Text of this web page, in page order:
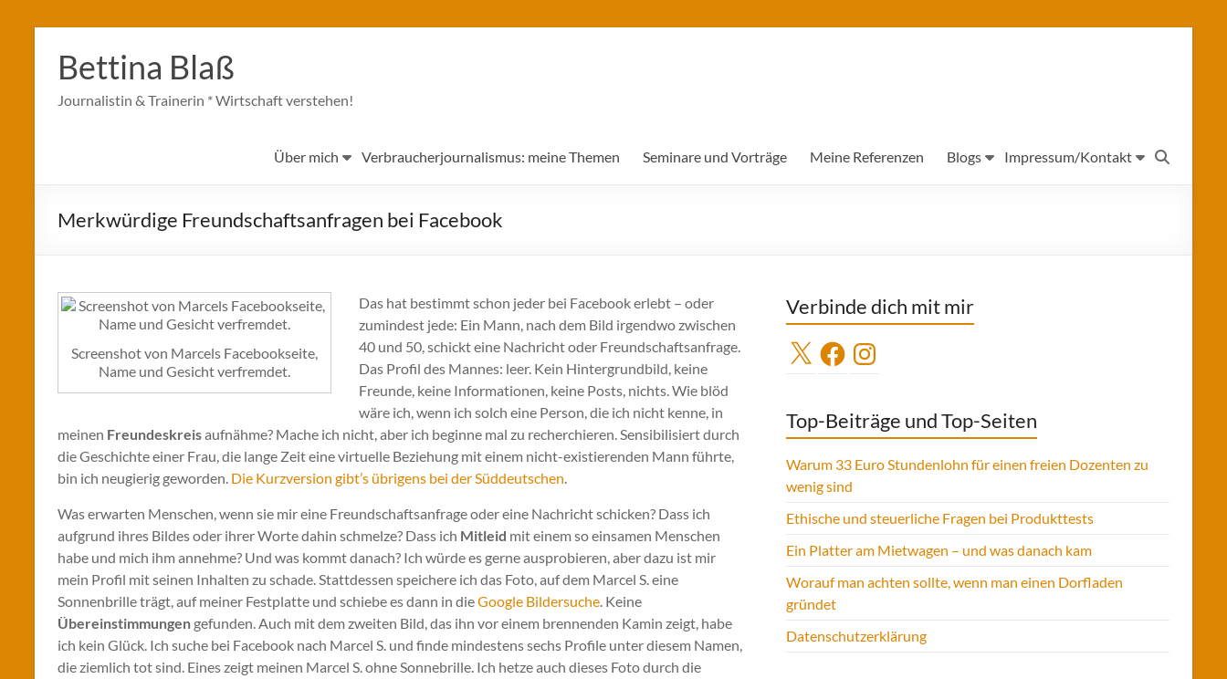
Inhalt
springen
Bettina Blaß
Journalistin & Trainerin * Wirtschaft verstehen!
Über mich Verbraucherjournalismus: meine Themen Seminare und Vorträge Meine Referenzen Blogs Impressum/Kontakt
Merkwürdige Freundschaftsanfragen bei Facebook
Screenshot von Marcels Facebookseite,
Name und Gesicht verfremdet.
Das hat bestimmt schon jeder bei Facebook erlebt – oder
zumindest jede: Ein Mann, nach dem Bild irgendwo zwischen
40 und 50, schickt eine Nachricht oder Freundschaftsanfrage.
Das Profil des Mannes: leer. Kein Hintergrundbild, keine
Freunde, keine Informationen, keine Posts, nichts. Wie blöd
wäre ich, wenn ich solch eine Person, die ich nicht kenne, in
meinen Freundeskreisaufnähme? Mache ich nicht, aber ich beginne mal zu recherchieren. Sensibilisiert durch
die Geschichte einer Frau, die lange Zeit eine virtuelle Beziehung mit einem nicht-existierenden Mann führte,
bin ich neugierig geworden. Die Kurzversion gibt’s übrigens bei der Süddeutschen.
Was erwarten Menschen, wenn sie mir eine Freundschaftsanfrage oder eine Nachricht schicken? Dass ich
aufgrund ihres Bildes oder ihrer Worte dahin schmelze? Dass ich Mitleid mit einem so einsamen Menschen
habe und mich ihm annehme? Und was kommt danach? Ich würde es gerne ausprobieren, aber dazu ist mir
mein Profil mit seinen Inhalten zu schade. Stattdessen speichere ich das Foto, auf dem Marcel S. eine
Sonnenbrille trägt, auf meiner Festplatte und schiebe es dann in dieGoogle Bildersuche. Keine
Übereinstimmungen gefunden. Auch mit dem zweiten Bild, das ihn vor einem brennenden Kamin zeigt, habe
ich kein Glück. Ich suche bei Facebook nach Marcel S. und finde mindestens sechs Profile unter diesem Namen,
die ziemlich tot sind. Eines zeigt meinen Marcel S. ohne Sonnebrille. Ich hetze auch dieses Foto durch die
Verbinde dich mit mir
X FacebookInstagram
Top-Beiträge und Top-Seiten
Warum 33 Euro Stundenlohn für einen freien Dozenten zu
wenig sind
Ethische und steuerliche Fragen bei Produkttests
Ein Platter am Mietwagen – und was danach kam
Worauf man achten sollte, wenn man einen Dorfladen
gründet
Datenschutzerklärung